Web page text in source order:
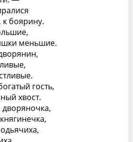
боярину.
меньшие.
гость,
хвост.
дворяночка,